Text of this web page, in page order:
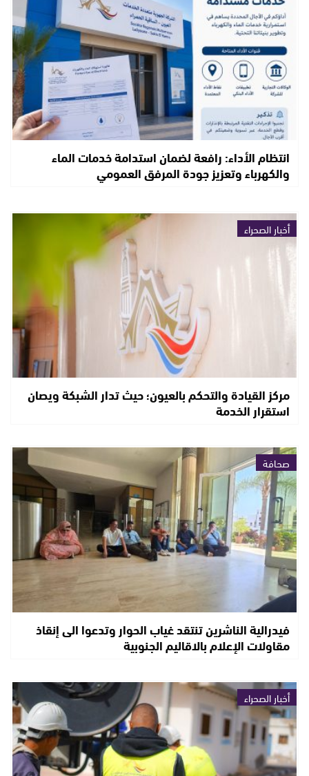
انتظام الأداء: رافعة لضمان استدامة خدمات الماء
والكهرباء وتعزيز جودة المرفق العمومي
أخبار الصحراء
مركز القيادة والتحكم بالعيون؛ حيث تدار الشبكة ويصان
استقرار الخدمة
صحافة
فيدرالية الناشرين تنتقد غياب الحوار وتدعوا الى إنقاذ
مقاولات الإعلام بالاقاليم الجنوبية
أخبار الصحراء